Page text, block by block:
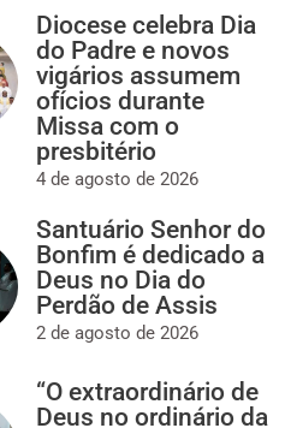
Diocese celebra Dia
do Padre e novos
vigários assumem
ofícios durante
Missa com o
presbitério
4 de agosto de 2026
Santuário Senhor do
Bonfim é dedicado a
Deus no Dia do
Perdão de Assis
2 de agosto de 2026
“O extraordinário de
Deus no ordinário da